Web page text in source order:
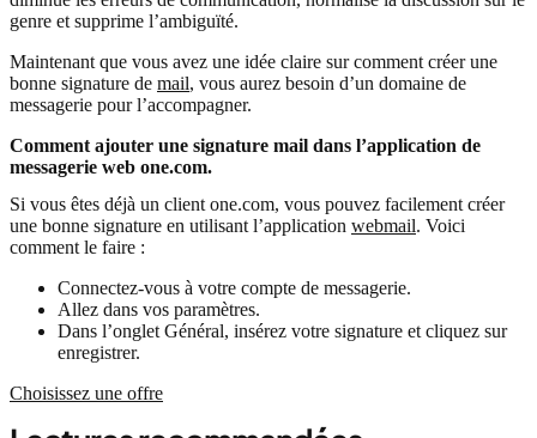
genre et supprime l’ambiguïté.
Maintenant que vous avez une idée claire sur comment créer une
bonne signature de mail, vous aurez besoin d’un domaine de
messagerie pour l’accompagner.
Comment ajouter une signature mail dans l’application de
messagerie web one.com.
Si vous êtes déjà un client one.com, vous pouvez facilement créer
une bonne signature en utilisant l’application webmail. Voici
comment le faire :
Connectez-vous à votre compte de messagerie.
Allez dans vos paramètres.
Dans l’onglet Général, insérez votre signature et cliquez sur
enregistrer.
Choisissez une offre